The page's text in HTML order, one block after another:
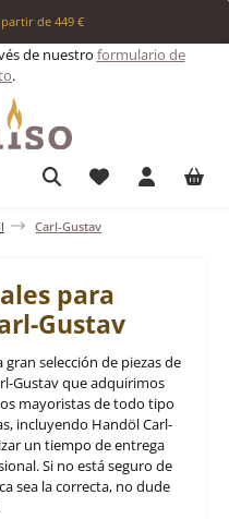
de 449 €
de nuestro formulario de
.
Tienes 0
Carl-Gustav
para
Gustav
selección de piezas de
Gustav que adquirimos
mayoristas de todo tipo
incluyendo Handöl Carl-
un tiempo de entrega
Si no está seguro de
sea la correcta, no dude